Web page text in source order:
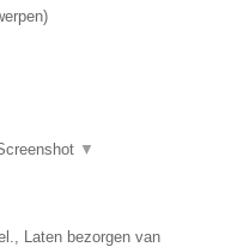
)
▼
Laten bezorgen van